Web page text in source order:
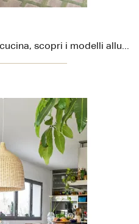
Se cerchi tavoli moderni da cucina, scopri i modelli allungabili di Connubia: clicca e scopri il modello Dine in melaminico.